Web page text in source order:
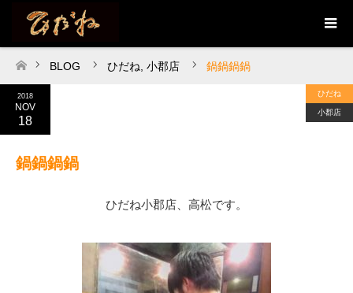
ホーム
BLOG ひだね 小郡店 鍋鍋鍋鍋
2018
NOV
18
ひだね
小郡店
鍋鍋鍋鍋
ひだね小郡店、高松です。